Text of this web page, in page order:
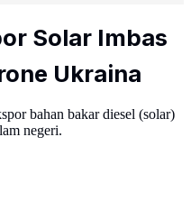
Solar Imbas
Ukraina
bahan bakar diesel (solar)
negeri.